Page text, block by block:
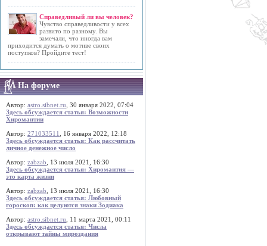
Справедливый ли вы человек?
Чувство справедливости у всех
развито по разному. Вы
замечали, что иногда вам
приходится думать о мотиве своих
поступков? Пройдите тест!
На форуме
Автор: astro.sibnet.ru , 30 января 2022, 07:04
Здесь обсуждается статья: Возможности
Хиромантии
Автор: 271033511
, 16 января 2022, 12:18
Здесь обсуждается статья: Как рассчитать
личное денежное число
Автор: zabzab , 13 июля 2021, 16:30
Здесь обсуждается статья: Хиромантия —
это карта жизни
Автор: zabzab , 13 июля 2021, 16:30
Здесь обсуждается статья: Любовный
гороскоп: как целуются знаки Зодиака
Автор: astro.sibnet.ru , 11 марта 2021, 00:11
Здесь обсуждается статья: Числа
открывают тайны мироздания